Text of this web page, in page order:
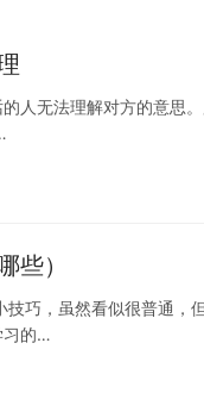
人无法理解对方的意思
些）
巧，虽然看似很普通，
习的…